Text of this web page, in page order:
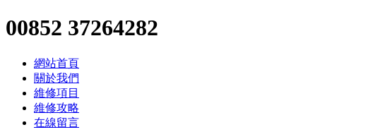
00852 37264282
網站首頁
關於我們
維修項目
維修攻略
在線留言